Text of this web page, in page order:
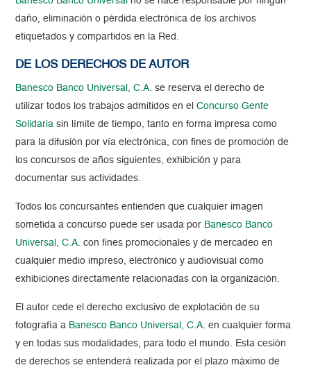
daño, eliminación o pérdida electrónica de los archivos
etiquetados y compartidos en la Red.
DE LOS DERECHOS DE AUTOR
Banesco Banco Universal, C.A. se reserva el derecho de
utilizar todos los trabajos admitidos en elConcurso Gente
Solidaria sin límite de tiempo, tanto en forma impresa como
para la difusión por vía electrónica, con fines de promoción de
los concursos de años siguientes, exhibición y para
documentar sus actividades.
Todos los concursantes entienden que cualquier imagen
sometida a concurso puede ser usada por Banesco Banco
Universal, C.A. con fines promocionales y de mercadeo en
cualquier medio impreso, electrónico y audiovisual como
exhibiciones directamente relacionadas con la organización.
El autor cede el derecho exclusivo de explotación de su
fotografía a Banesco Banco Universal, C.A. en cualquier forma
y en todas sus modalidades, para todo el mundo. Esta cesión
de derechos se entenderá realizada por el plazo máximo de